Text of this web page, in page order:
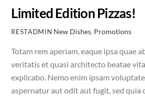
Limited Edition Pizzas!
RESTADMIN New Dishes, Promotions
Totam rem aperiam, eaque ipsa quae
veritatis et quasi architecto beatae
explicabo. Nemo enim ipsam
aspernatur aut odit aut fugit, sed quia